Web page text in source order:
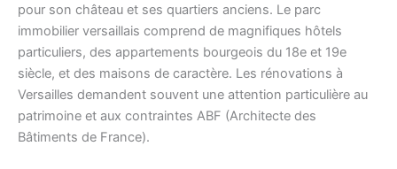
pour son château et ses quartiers anciens. Le parc
immobilier versaillais comprend de magnifiques hôtels
particuliers, des appartements bourgeois du 18e et 19e
siècle, et des maisons de caractère. Les rénovations à
Versailles demandent souvent une attention particulière au
patrimoine et aux contraintes ABF (Architecte des
Bâtiments de France).